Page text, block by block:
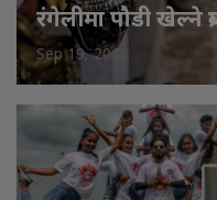
रंगेलीमा पौडी खेल्ने
Sep 19, 2018